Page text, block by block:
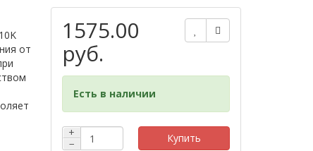
от
1575.00
руб.
Есть в наличии
+
−
Купить